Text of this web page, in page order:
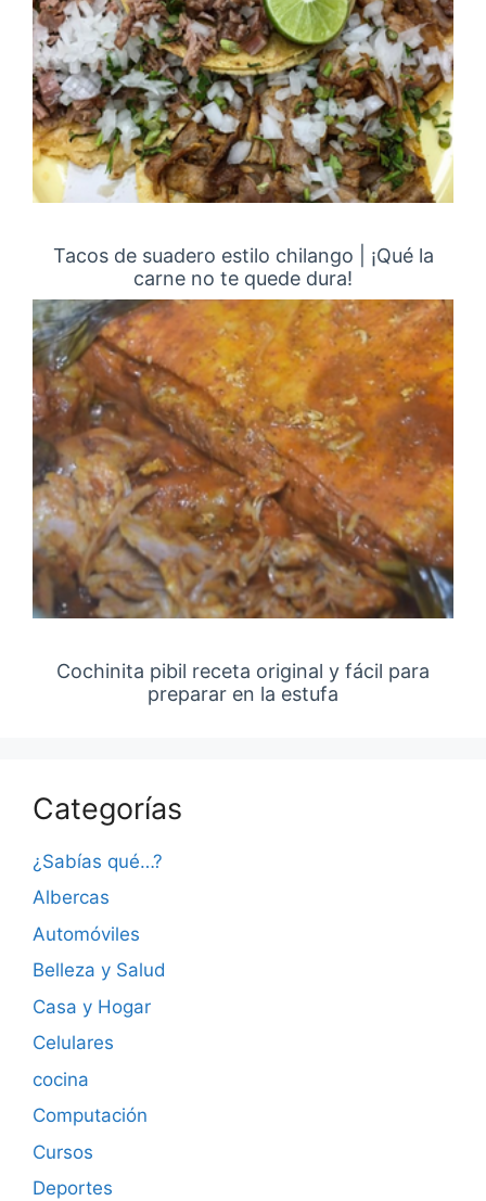
Tacos de suadero estilo chilango | ¡Qué la
carne no te quede dura!
Cochinita pibil receta original y fácil para
preparar en la estufa
Categorías
¿Sabías qué…?
Albercas
Automóviles
Belleza y Salud
Casa y Hogar
Celulares
cocina
Computación
Cursos
Deportes